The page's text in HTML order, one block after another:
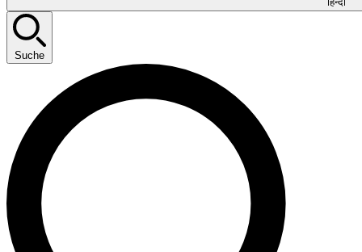
Suche